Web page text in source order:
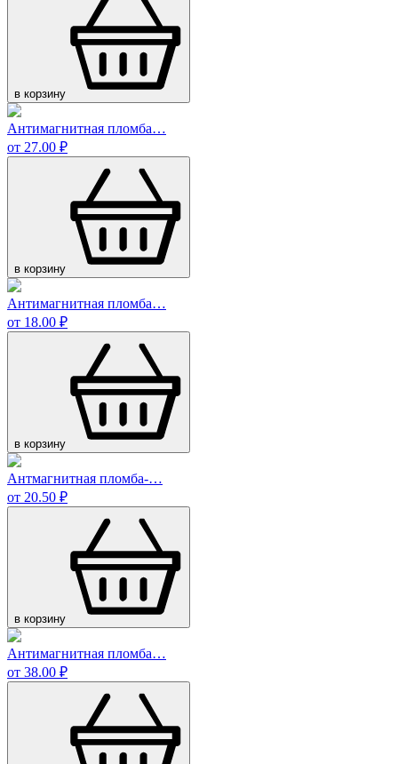
в корзину
Антимагнитная пломба…
от 27.00 ₽
в корзину
Антимагнитная пломба…
от 18.00 ₽
в корзину
Антмагнитная пломба-…
от 20.50 ₽
в корзину
Антимагнитная пломба…
от 38.00 ₽